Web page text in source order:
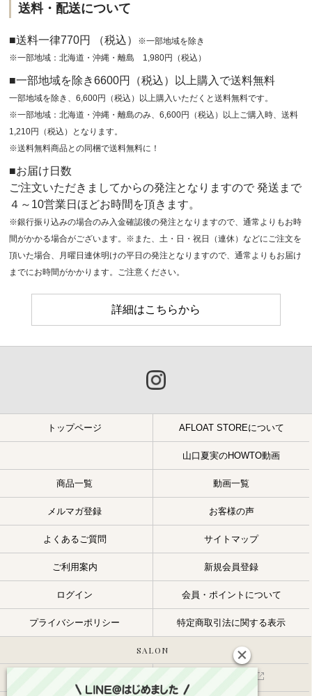
送料・配送について
■送料一律770円 （税込）
※一部地域を除き
※一部地域：北海道・沖縄・離島 1,980円（税込）
■一部地域を除き6600円（税込）以上購入で送料無料
一部地域を除き、6,600円（税込）以上購入いただくと送料無料です。
※一部地域：北海道・沖縄・離島のみ、6,600円（税込）以上ご購入時、送料
1,210円（税込）となります。
※送料無料商品との同梱で送料無料に！
■お届け日数
ご注文いただきましてからの発注となりますので 発送まで
４～10営業日ほどお時間を頂きます。
※銀行振り込みの場合のみ入金確認後の発注となりますので、通常よりもお時
間がかかる場合がございます。※また、土・日・祝日（連休）などにご注文を
頂いた場合、月曜日連休明けの平日の発注となりますので、通常よりもお届け
までにお時間がかかります。ご注意ください。
詳細はこちらから
トップページ AFLOAT STOREについて
山口夏実のHOWTO動画
商品一覧 動画一覧
メルマガ登録 お客様の声
よくあるご質問 サイトマップ
ご利用案内 新規会員登録
ログイン 会員・ポイントについて
プライバシーポリシー 特定商取引法に関する表示
SALON